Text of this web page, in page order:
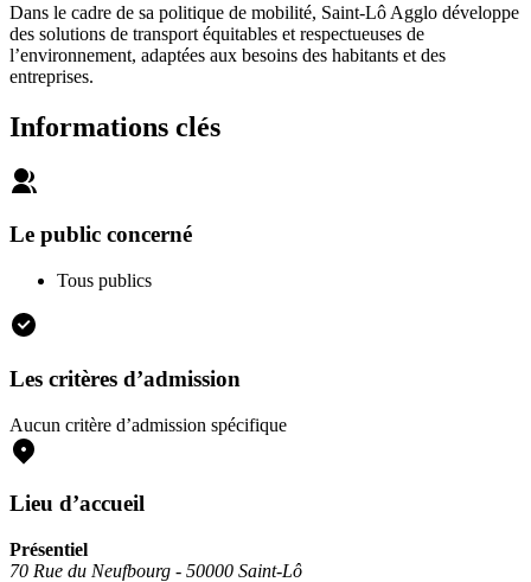
Dans le cadre de sa politique de mobilité, Saint-Lô Agglo développe
des solutions de transport équitables et respectueuses de
l’environnement, adaptées aux besoins des habitants et des
entreprises.
Informations clés
Le public concerné
Tous publics
Les critères d’admission
Aucun critère d’admission spécifique
Lieu d’accueil
Présentiel
70 Rue du Neufbourg - 50000 Saint-Lô